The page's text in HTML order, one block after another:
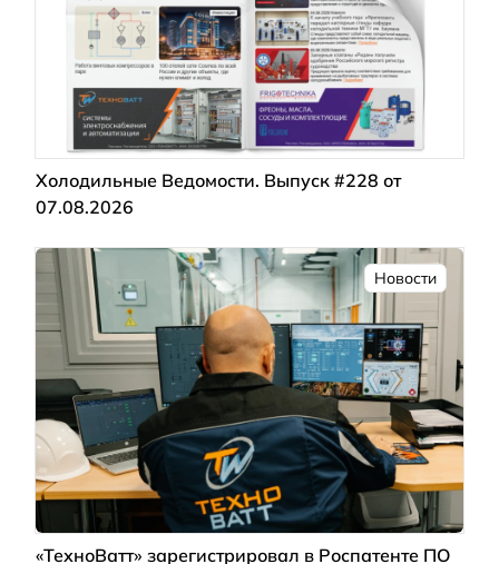
Холодильные Ведомости. Выпуск #228 от
07.08.2026
Новости
«ТехноВатт» зарегистрировал в Роспатенте ПО